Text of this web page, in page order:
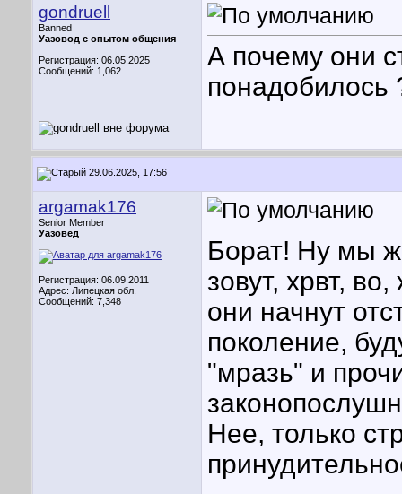
gondruell
Banned
Уазовод с опытом общения
Регистрация: 06.05.2025
Сообщений: 1,062
А почему они
понадобилось
29.06.2025, 17:56
argamak176
Senior Member
Уазовед
Регистрация: 06.09.2011
Адрес: Липецкая обл.
Сообщений: 7,348
Борат! Ну мы
зовут, хрвт,
они начнут
поколение,
"мразь" и
Нее, только